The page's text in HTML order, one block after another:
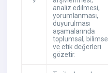
analiz edilmesi,
yorumlanması,
duyurulması
aşamalarında
toplumsal, bilimsel
ve etik değerleri
gözetir.